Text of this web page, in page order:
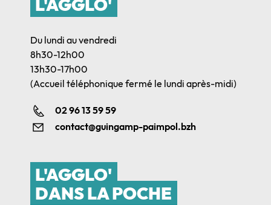
L'AGGLO'
Du lundi au vendredi
8h30-12h00
13h30-17h00
(Accueil téléphonique fermé le lundi après-midi)
02 96 13 59 59
contact@guingamp-paimpol.bzh
L'AGGLO'
DANS LA POCHE